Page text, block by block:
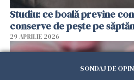
Studiu: ce boală previne
conserve de pește pe
29 APRILIE 2026
SONDAJ DE